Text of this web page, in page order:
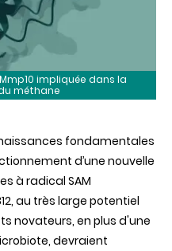
impliquée dans la
méthane
fondamentales
d’une nouvelle
à radical SAM
au très large potentiel
novateurs, en plus d'une
devraient